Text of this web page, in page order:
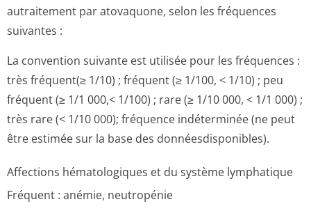
autraitement par atovaquone, selon les fréquences
suivantes :
La convention suivante est utilisée pour les fréquences :
très fréquent(≥ 1/10) ; fréquent (≥ 1/100, < 1/10) ; peu
fréquent (≥ 1/1 000,< 1/100) ; rare (≥ 1/10 000, < 1/1 000) ;
très rare (< 1/10 000); fréquence indéterminée (ne peut
être estimée sur la base des donnéesdisponi­bles).
Affections hématologiques et du système lymphatique
Fréquent : anémie, neutropénie